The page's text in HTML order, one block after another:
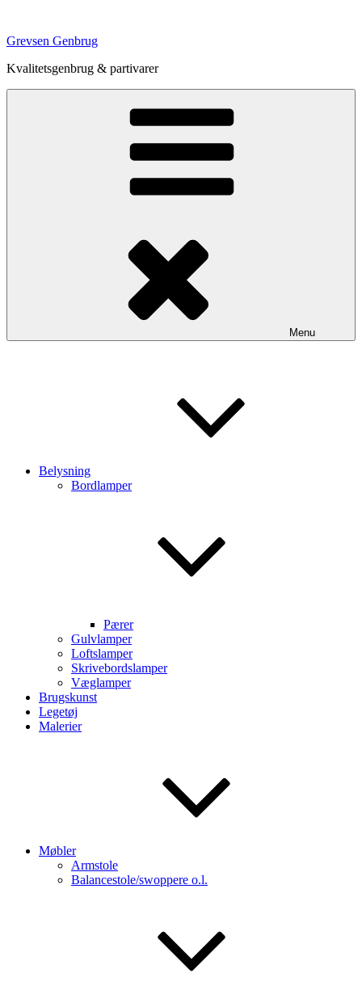
indhold
Grevsen Genbrug
Kvalitetsgenbrug & partivarer
Menu
Belysning
Bordlamper
Pærer
Gulvlamper
Loftslamper
Skrivebordslamper
Væglamper
Brugskunst
Legetøj
Malerier
Møbler
Armstole
Balancestole/swoppere o.l.